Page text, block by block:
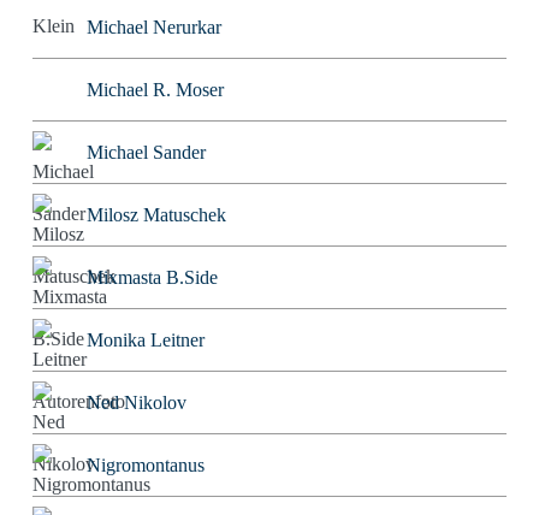
Michael Nerurkar
Michael R. Moser
Michael Sander
Milosz Matuschek
Mixmasta B.Side
Monika Leitner
Ned Nikolov
Nigromontanus